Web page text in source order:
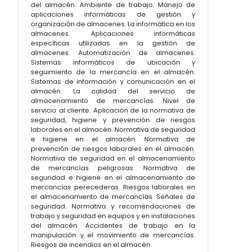
del almacén. Ambiente de trabajo. Manejo de
aplicaciones informáticas de gestión y
organización de almacenes. La informática en los
almacenes. Aplicaciones informáticas
específicas utilizadas en la gestión de
almacenes. Automatización de almacenes.
Sistemas informáticos de ubicación y
seguimiento de la mercancía en el almacén.
Sistemas de información y comunicación en el
almacén. La calidad del servicio de
almacenamiento de mercancías. Nivel de
servicio al cliente. Aplicación de la normativa de
seguridad, higiene y prevención de riesgos
laborales en el almacén. Normativa de seguridad
e higiene en el almacén. Normativa de
prevención de riesgos laborales en el almacén.
Normativa de seguridad en el almacenamiento
de mercancías peligrosas. Normativa de
seguridad e higiene en el almacenamiento de
mercancías perecederas. Riesgos laborales en
el almacenamiento de mercancías. Señales de
seguridad. Normativa y recomendaciones de
trabajo y seguridad en equipos y en instalaciones
del almacén. Accidentes de trabajo en la
manipulación y el movimiento de mercancías.
Riesgos de incendios en el almacén.